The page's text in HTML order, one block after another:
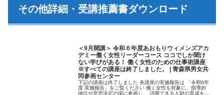
その他詳細・受講推薦書ダウンロード
＜9月開講＞ 令和６年度あおもりウィメンズアカ
デミー働く女性リーダーコース ココでしか聞け
ない学びがある！ 働く女性のための仕事術講座
※すべての講座は終了しました。 | 青森県男女共
同参画センター
下記の講座は終了しました 各講座の実施報告は 「令和6年
度 実施報告」をご覧ください 働く女性を対象に、指導的
地位や意思決定の場に参画し、 活躍できる人財の育成を目